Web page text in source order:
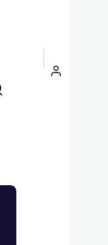
Menu
uživatelského